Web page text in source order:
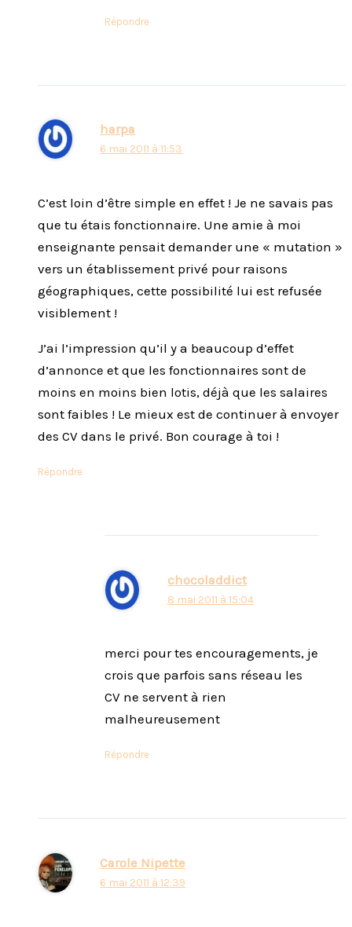
Répondre
harpa
6 mai 2011 à 11:53
C’est loin d’être simple en effet ! Je ne savais pas
que tu étais fonctionnaire. Une amie à moi
enseignante pensait demander une « mutation »
vers un établissement privé pour raisons
géographiques, cette possibilité lui est refusée
visiblement !
J’ai l’impression qu’il y a beaucoup d’effet
d’annonce et que les fonctionnaires sont de
moins en moins bien lotis, déjà que les salaires
sont faibles ! Le mieux est de continuer à envoyer
des CV dans le privé. Bon courage à toi !
Répondre
chocoladdict
8 mai 2011 à 15:04
merci pour tes encouragements, je
crois que parfois sans réseau les
CV ne servent à rien
malheureusement
Répondre
Carole Nipette
6 mai 2011 à 12:39